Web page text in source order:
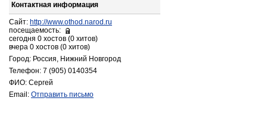
Контактная информация
Сайт: http://www.othod.narod.ru
посещаемость:
сегодня 0 хостов (0 хитов)
вчера 0 хостов (0 хитов)
Город: Россия, Нижний Новгород
Телефон: 7 (905) 0140354
ФИО: Cергей
Email: Отправить письмо